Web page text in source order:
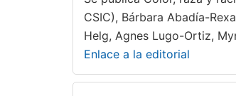
CSIC), Bárbara Abadía-
Helg, Agnes Lugo-Ortiz,
Enlace a la editorial